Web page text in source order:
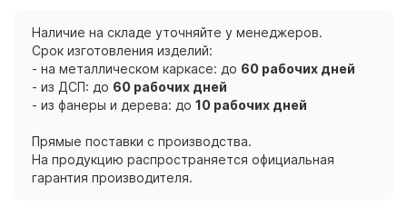
Наличие на складе уточняйте у менеджеров.
Срок изготовления изделий:
- на металлическом каркасе: до 60 рабочих дней
- из ДСП: до 60 рабочих дней
- из фанеры и дерева: до 10 рабочих дней
Прямые поставки с производства.
На продукцию распространяется официальная
гарантия производителя.